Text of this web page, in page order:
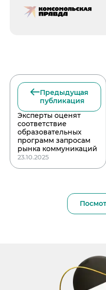
Предыдущая
публикация
Эксперты оценят
соответствие
образовательных
программ запросам
рынка коммуникаций
23.10.2025